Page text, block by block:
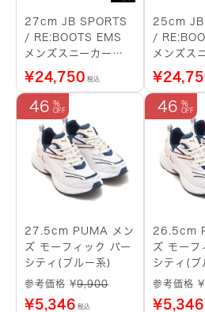
27cm JB SPORTS
/ RE:BOOTS EMS
メンズスニーカー
（黒）
¥24,750 税込
25cm JB
/ RE:BOOTS
メンズス
（黒）
¥
46
27.5cm PUMA メン
ズ モーフィック バー
シティ(ブルー系)
参考価格 ¥9,900
¥5,346 税込
46
26.5cm
ズ モーフ
シティ(ブ
参考価格 ¥
¥5,346